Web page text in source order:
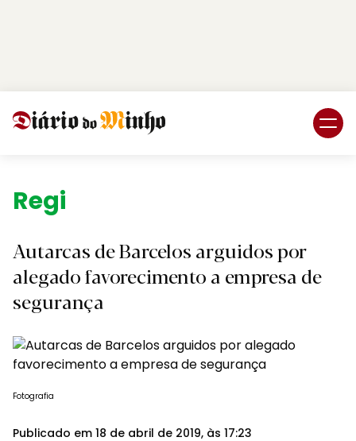
Região.
Autarcas de Barcelos arguidos por
alegado favorecimento a empresa de
segurança
Fotografia
Publicado em 18 de abril de 2019, às 17:23